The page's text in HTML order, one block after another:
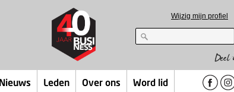
Wijzig mijn profiel
Nieuws Leden Over ons Word lid